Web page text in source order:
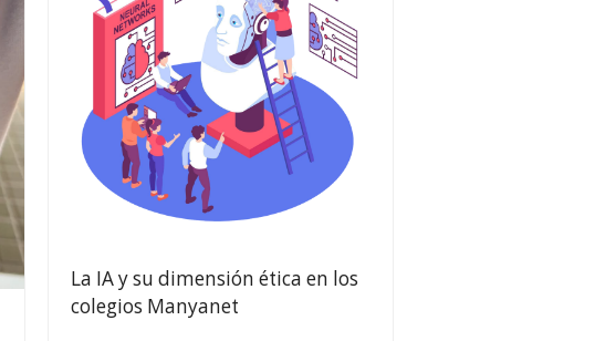
La IA y su dimensión ética en los
colegios Manyanet